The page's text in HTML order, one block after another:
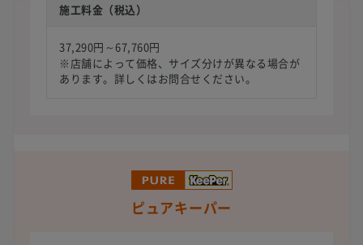
施工料金（税込）
37,290円～67,760円
※店舗によって価格、サイズ分けが異なる場合が
あります。詳しくはお問合せください。
ピュアキーパー